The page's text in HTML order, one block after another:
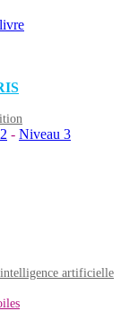
- Niveau 3
artificielle